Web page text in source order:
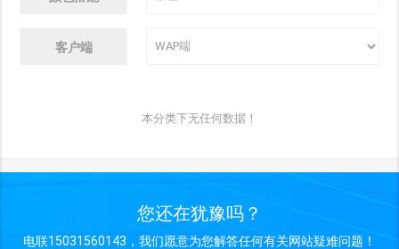
客户端
本分类下无任何数据！
您还在犹豫吗？
电联15031560143，我们愿意为您解答任何有关网站疑难问题！